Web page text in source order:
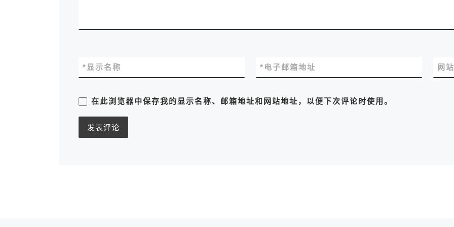
显示名称
* 电子邮箱地址
* 网
在此浏览器中保存我的显示名称、邮箱地址和网站地址，以便下次评论时使用。